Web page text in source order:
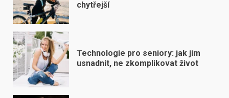
chytřejší
Technologie pro seniory: jak jim
usnadnit, ne zkomplikovat život